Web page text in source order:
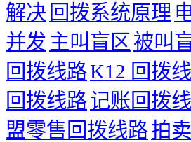
解决 回拨系统原理
并发 主叫盲区被叫
回拨线路K12 回拨
回拨线路记账回拨
盟零售回拨线路拍